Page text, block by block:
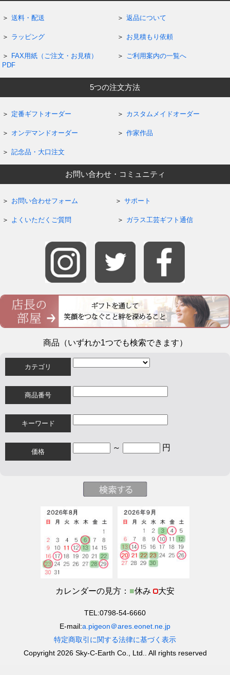
送料・配送 返品について
ラッピング お見積もり依頼
FAX用紙（ご注文・お見積）
PDF
ご利用案内の一覧へ
5つの注文方法
定番ギフトオーダー カスタムメイドオーダー
オンデマンドオーダー 作家作品
記念品・大口注文
お問い合わせ・コミュニティ
お問い合わせフォーム サポート
よくいただくご質問 ガラス工芸ギフト通信
商品（いずれか1つでも検索できます）
カテゴリ
商品番号
キーワード
価格 ～ 円
カレンダーの見方： ■休み 大安
TEL:0798-54-6660
E-mail:a.pigeon＠ares.eonet.ne.jp
特定商取引に関する法律に基づく表示
Copyright 2026 Sky-C-Earth Co., Ltd.. All rights reserved